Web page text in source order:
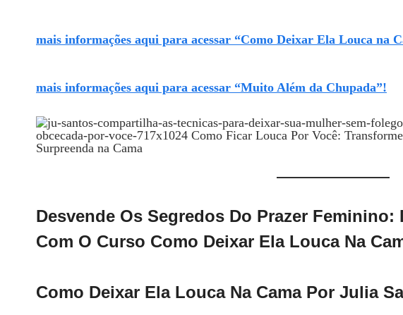
mais informações aqui para acessar “Como Deixar Ela Louca na
mais informações aqui para acessar “Muito Além da Chupada”!
Desvende Os Segredos Do Prazer Feminino:
Com O Curso Como Deixar Ela Louca Na
Como Deixar Ela Louca Na Cama Por Julia